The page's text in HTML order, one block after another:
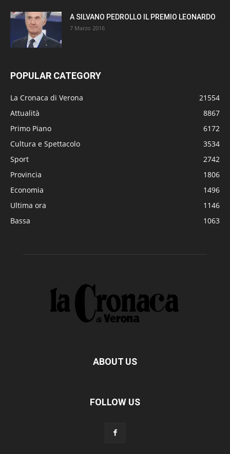
A SILVANO PEDROLLO IL PREMIO LEONARDO
7 Marzo 2016
POPULAR CATEGORY
La Cronaca di Verona
21554
Attualità
8867
Primo Piano
6172
Cultura e Spettacolo
3534
Sport
2742
Provincia
1806
Economia
1496
Ultima ora
1146
Bassa
1063
ABOUT US
FOLLOW US